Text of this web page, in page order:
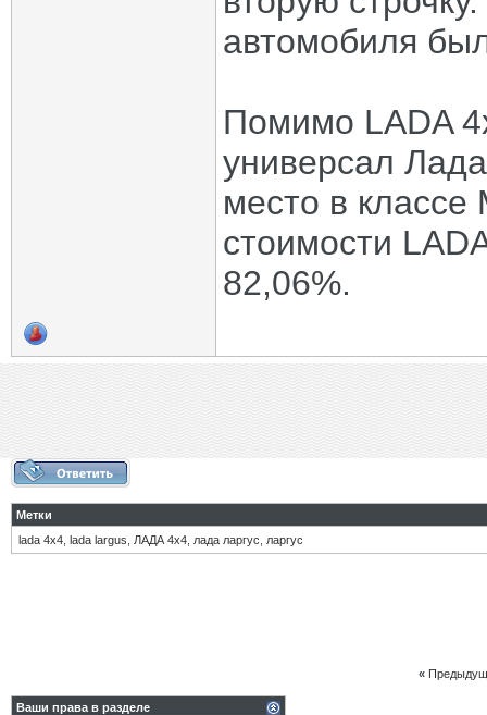
автомобиля
Помимо LADA
универсал
место в классе
стоимости
82,06%.
Метки
lada 4х4 lada largus ЛАДА 4х4 лада ларгус ларгус
«
Ваши права в разделе